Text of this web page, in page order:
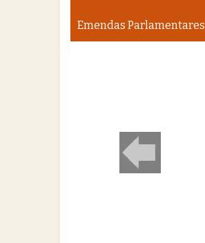
Emendas Parlamentares